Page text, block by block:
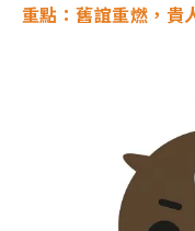
重點：舊誼重燃，貴